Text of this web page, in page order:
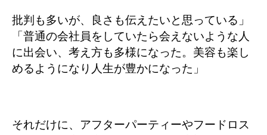
批判も多いが、良さも伝えたいと思っている」
「普通の会社員をしていたら会えないような人
に出会い、考え方も多様になった。美容も楽し
めるようになり人生が豊かになった」
それだけに、アフターパーティーやフードロス